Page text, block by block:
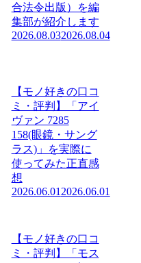
合法令出版）を編
集部が紹介します
2026.08.032026.08.04
【モノ好きの口コ
ミ・評判】「アイ
ヴァン 7285
158(眼鏡・サング
ラス)」を実際に
使ってみた正直感
想
2026.06.01 2026.06.01
【モノ好きの口コ
ミ・評判】「モス